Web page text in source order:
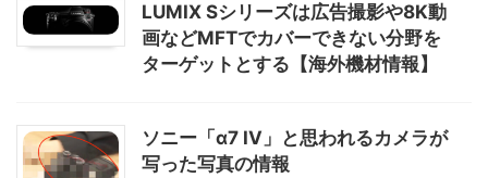
LUMIX Sシリーズは広告撮影や8K動
画などMFTでカバーできない分野を
ターゲットとする【海外機材情報】
ソニー「α7 IV」と思われるカメラが
写った写真の情報